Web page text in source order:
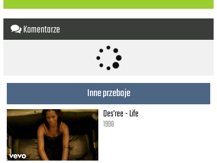
I come and I go
Prove you got the right to please me
Everybody knows
Catch me or I go Houdini
Maybe you could cause a girl to change (her ways)
Do you think about it night and day?
Maybe you could be the one to make me stay
Komentarze
Inne przeboje
Des'ree - Life
1998